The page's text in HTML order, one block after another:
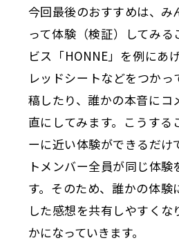
今回最後のおすすめは、み
って体験（検証）してみる
ビス「HONNE」を例にあ
レッドシートなどをつかっ
稿したり、誰かの本音にコ
直にしてみます。こうする
ーに近い体験ができるだけ
トメンバー全員が同じ体験
す。そのため、誰かの体験
した感想を共有しやすく
かになっていきます。